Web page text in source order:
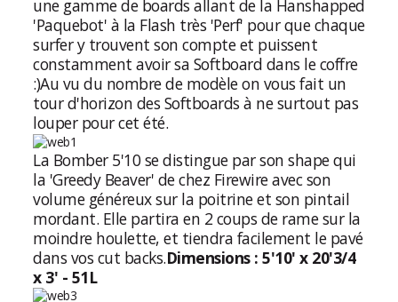
une gamme de boards allant de la Hanshapped
'Paquebot' à la Flash très 'Perf' pour que chaque
surfer y trouvent son compte et puissent
constamment avoir sa Softboard dans le coffre
:)Au vu du nombre de modèle on vous fait un
tour d'horizon des Softboards à ne surtout pas
louper pour cet été.
La Bomber 5'10 se distingue par son shape qui
la 'Greedy Beaver' de chez Firewire avec son
volume généreux sur la poitrine et son pintail
mordant. Elle partira en 2 coups de rame sur la
moindre houlette, et tiendra facilement le pavé
dans vos cut backs.Dimensions : 5'10' x 20'3/4
x 3' - 51L